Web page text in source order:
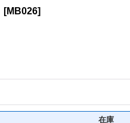
[MB026]
在庫